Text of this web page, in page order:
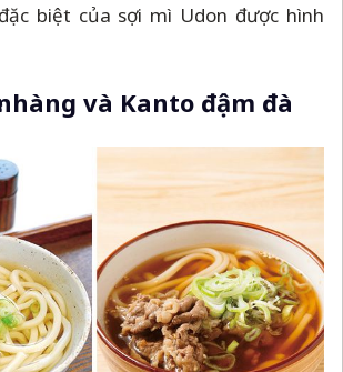
biệt của sợi mì Udon được hình
và Kanto đậm đà